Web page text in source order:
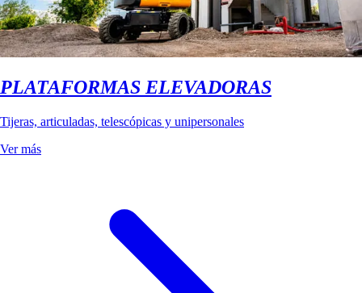
PLATAFORMAS ELEVADORAS
Tijeras, articuladas, telescópicas y unipersonales
Ver más